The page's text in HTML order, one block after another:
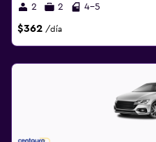
2 2 4-5
$362 /día